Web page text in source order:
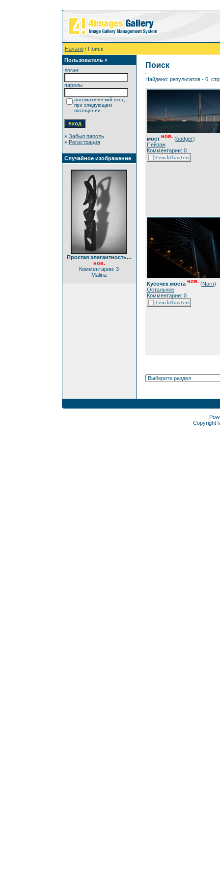
Начало/ Поиск
Пользователь »
логин:
пароль:
автоматический вход
при следующем
посещении.
» Забыл пароль
» Регистрация
Случайное изображение
Простая элегантность...
нов.
Комментарии: 3
Malina
Поиск
Найдено: результатов - 6,
мост нов.(badger)
Пейзаж
Комментарии: 0
Кусочек моста нов.(Norn)
Остальное
Комментарии: 0
Copyright